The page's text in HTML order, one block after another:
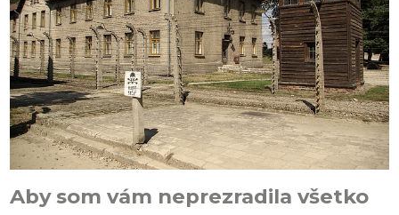
Aby som vám neprezradila všetko